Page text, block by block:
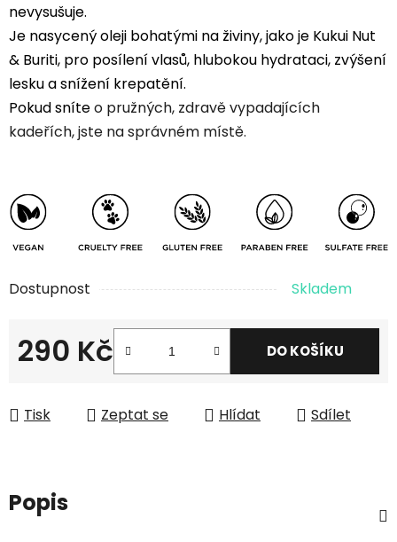
nevysušuje.
Je nasycený oleji bohatými na živiny, jako je Kukui Nut
& Buriti, pro posílení vlasů, hlubokou hydrataci, zvýšení
lesku a snížení krepatění.
Pokud sníteo pružných, zdravě vypadajících
kadeřích, jste na správném místě.
Dostupnost Skladem
290 Kč DO KOŠÍKU
Tisk Zeptat se Hlídat Sdílet
Popis